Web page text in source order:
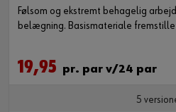
Følsom og ekstremt behagelig
belægning. Basismateriale
19,95 pr. par v/24 par
5